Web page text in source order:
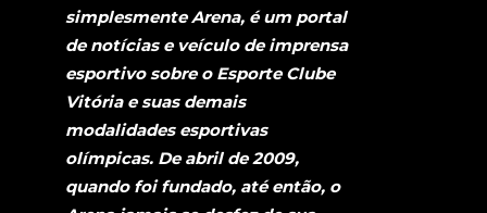
simplesmente Arena, é um portal
de notícias e veículo de imprensa
esportivo sobre o Esporte Clube
Vitória e suas demais
modalidades esportivas
olímpicas. De abril de 2009,
quando foi fundado, até então, o